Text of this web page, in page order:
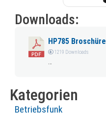
Downloads:
HP785 Broschüre
1219 Downloads
…
Kategorien
Betriebsfunk